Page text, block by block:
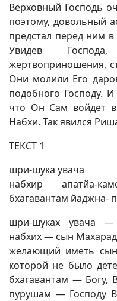
Верховный Господь
поэтому, довольный
предстал перед ним
Увидев
жертвоприношения,
Они молили Его
подобного Господу.
что Он Сам войдет
Набхи. Так явился
ТЕКСТ 1
шри-шука увача
набхир апатйа-
бхагавантам йаджна-
шри-шуках увача —
набхих — сын
желающий иметь
которой не было
бхагавантам — Богу,
пурушам — Господу